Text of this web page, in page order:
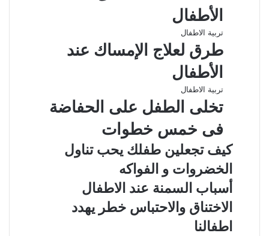
الأطفال
تربية الاطفال
طرق لعلاج الإمساك عند
الأطفال
تربية الاطفال
تخلى الطفل على الحفاضة
فى خمس خطوات
كيف تجعلين طفلك يحب تناول
الخضروات و الفواكه
أسباب السمنة عند الاطفال
الاختناق والاحتباس خطر يهدد
اطفالنا